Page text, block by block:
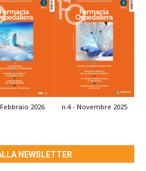
2026 n.4 - Novembre 2025
NEWSLETTER